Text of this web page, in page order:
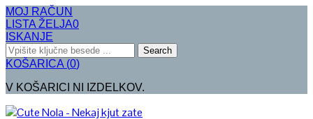
MOJ RAČUN
LISTA ŽELJA0
ISKANJE
Search
KOŠARICA (0)
V KOŠARICI NI IZDELKOV.